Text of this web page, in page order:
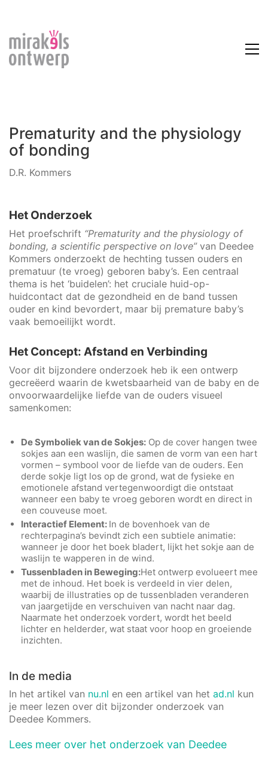
Prematurity and the physiology
of bonding
D.R. Kommers
Het Onderzoek
Het proefschrift “Prematurity and the physiology of
bonding, a scientific perspective on love”van Deedee
Kommers onderzoekt de hechting tussen ouders en
prematuur (te vroeg) geboren baby’s. Een centraal
thema is het ‘buidelen’: het cruciale huid-op-
huidcontact dat de gezondheid en de band tussen
ouder en kind bevordert, maar bij premature baby’s
vaak bemoeilijkt wordt.
Het Concept: Afstand en Verbinding
Voor dit bijzondere onderzoek heb ik een ontwerp
gecreëerd waarin de kwetsbaarheid van de baby en de
onvoorwaardelijke liefde van de ouders visueel
samenkomen:
De Symboliek van de Sokjes: Op de cover hangen twee
sokjes aan een waslijn, die samen de vorm van een hart
vormen – symbool voor de liefde van de ouders. Een
derde sokje ligt los op de grond, wat de fysieke en
emotionele afstand vertegenwoordigt die ontstaat
wanneer een baby te vroeg geboren wordt en direct in
een couveuse moet.
Interactief Element: In de bovenhoek van de
rechterpagina’s bevindt zich een subtiele animatie:
wanneer je door het boek bladert, lijkt het sokje aan de
waslijn te wapperen in de wind.
Tussenbladen in Beweging:Het ontwerp evolueert mee
met de inhoud. Het boek is verdeeld in vier delen,
waarbij de illustraties op de tussenbladen veranderen
van jaargetijde en verschuiven van nacht naar dag.
Naarmate het onderzoek vordert, wordt het beeld
lichter en helderder, wat staat voor hoop en groeiende
inzichten.
In de media
In het artikel van nu.nl en een artikel van het ad.nl kun
je meer lezen over dit bijzonder onderzoek van
Deedee Kommers.
Lees meer over het onderzoek van Deedee